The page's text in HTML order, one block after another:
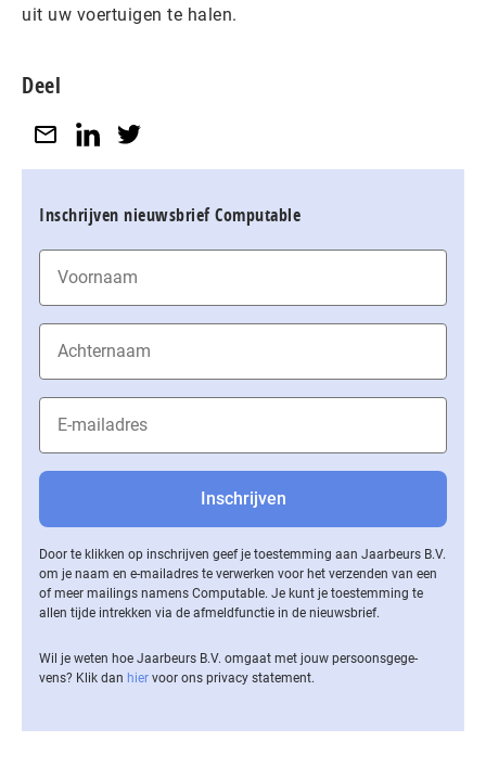
uit uw voertuigen te halen.
Deel
Inschrijven nieuwsbrief Computable
Door te klikken op inschrijven geef je toestemming aan Jaarbeurs B.V.
om je naam en e-mailadres te verwerken voor het verzenden van een
of meer mailings namens Computable. Je kunt je toestemming te
allen tijde intrekken via de af­meld­func­tie in de nieuwsbrief.
Wil je weten hoe Jaarbeurs B.V. omgaat met jouw per­soons­ge­ge­
vens? Klik dan hier voor ons privacy statement.